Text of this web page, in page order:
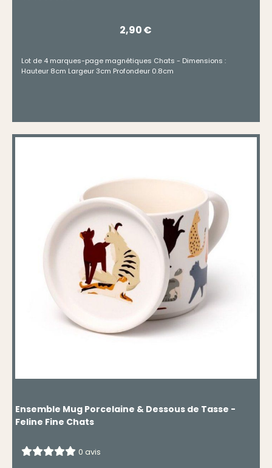
2,90€
Lot de 4 marques-page magnétiques Chats - Dimensions :
Hauteur 8cm Largeur 3cm Profondeur 0.8cm
Ensemble Mug Porcelaine & Dessous de Tasse -
Feline Fine Chats
0 avis